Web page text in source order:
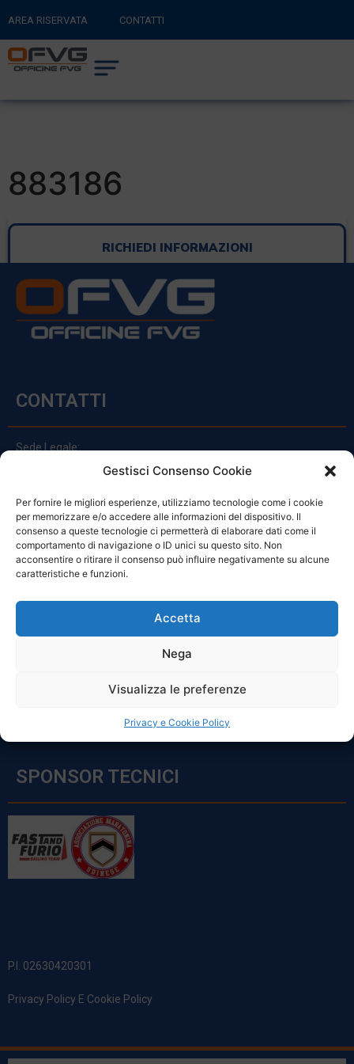
Gestisci Consenso Cookie
Per fornire le migliori esperienze, utilizziamo tecnologie come i cookie
per memorizzare e/o accedere alle informazioni del dispositivo. Il
consenso a queste tecnologie ci permetterà di elaborare dati come il
comportamento di navigazione o ID unici su questo sito. Non
acconsentire o ritirare il consenso può influire negativamente su alcune
caratteristiche e funzioni.
Accetta
Nega
Visualizza le preferenze
Privacy e Cookie Policy
AREA RISERVATA CONTATTI
RITORNA AL SITO PRINCIPALE
CARRELLO
883186
RICHIEDI INFORMAZIONI
CONTATTI
Sede Legale:
Via Principe Di Udine 144
clienti@officinefvg.it
info@officinefvg.it
posta@officinefvgpec.It
ORARI
Sabato: 8:00 – 12:00
SPONSOR TECNICI
P.I. 02630420301
Privacy Policy E Cookie Policy